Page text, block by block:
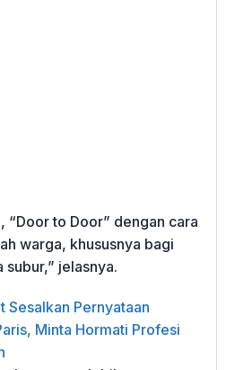
“Door to Door” dengan cara
warga, khususnya bagi
subur,” jelasnya.
Sesalkan Pernyataan
Minta Hormati Profesi